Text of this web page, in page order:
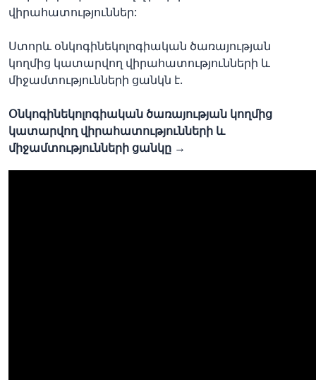
վիրահատություններ:
Ստորև օնկոգինեկոլոգիական ծառայության
կողմից կատարվող վիրահատությունների և
միջամտությունների ցանկն է.
Օնկոգինեկոլոգիական ծառայության կողմից
կատարվող վիրահատությունների և
միջամտությունների ցանկը →